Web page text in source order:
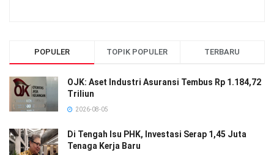
POPULER TOPIK POPULER TERBARU
OJK: Aset Industri Asuransi Tembus Rp 1.184,72
Triliun
2026-08-05
Di Tengah Isu PHK, Investasi Serap 1,45 Juta
Tenaga Kerja Baru